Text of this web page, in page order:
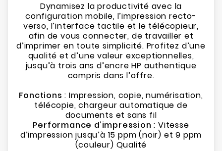
Dynamisez la productivité avec la
configuration mobile, l’impression recto-
verso, l’interface tactile et le télécopieur,
afin de vous connecter, de travailler et
d’imprimer en toute simplicité. Profitez d’une
qualité et d’une valeur exceptionnelles,
jusqu’à trois ans d’encre HP authentique
compris dans l’offre.
Fonctions : Impression, copie, numérisation,
télécopie, chargeur automatique de
documents et sans fil
Performance d’impression : Vitesse
d’impression jusqu’à 15 ppm (noir) et 9 ppm
(couleur) Qualité